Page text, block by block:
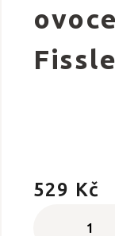
529 Kč